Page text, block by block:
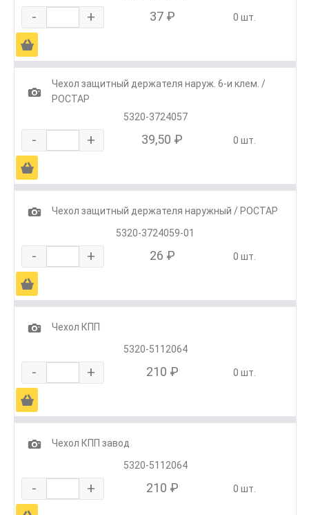
- + 37 ₽ 0 шт.
Ä
1
Чехол защитный держателя наруж. 6-и клем. /
РОСТАР
5320-3724057
- + 39,50 ₽ 0 шт.
Ä
1
Чехол защитный держателя наружный / РОСТАР
5320-3724059-01
- + 26 ₽ 0 шт.
Ä
1
Чехол КПП
5320-5112064
- + 210 ₽ 0 шт.
Ä
1
Чехол КПП завод
5320-5112064
- + 210 ₽ 0 шт.